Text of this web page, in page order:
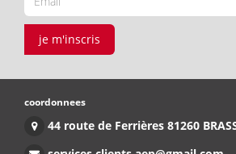
je m'inscris
coordonnees
44 route de Ferrières 81260